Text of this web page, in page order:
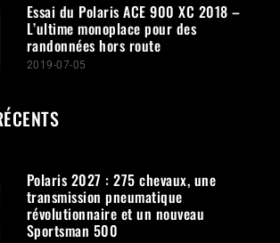
Essai du Polaris ACE 900 XC 2018 –
L’ultime monoplace pour des
randonnées hors route
2019-07-05
Polaris 2027 : 275 chevaux, une
transmission pneumatique
révolutionnaire et un nouveau
Sportsman 500